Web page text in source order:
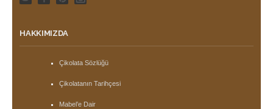
HAKKIMIZDA
Çikolata Sözlüğü
Çikolatanın Tarihçesi
Mabel’e Dair